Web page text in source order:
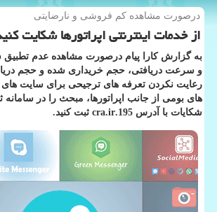
درصورت مشاهده كم فروشی و نارضایتی
از خدمات اینترنتی اپراتورها شكایت
به گزارش كارا پیام درصورت مشاهده عدم
و سرعت دریافتی، حجم خریداری شده و حجم
رعایت نكردن تعرفه های ترجیحی برای سایت های
های بومی از جانب اپراتورها، مبحث را در
شكایات با آدرس 195.cra.ir ثبت كنید.